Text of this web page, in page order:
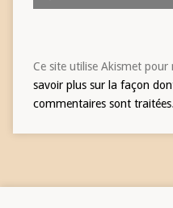
Ce site utilise Akismet pour
savoir plus sur la façon
commentaires sont traitées.